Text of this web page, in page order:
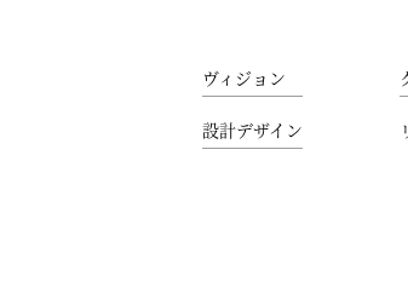
ヴィジョン
設計デザイン